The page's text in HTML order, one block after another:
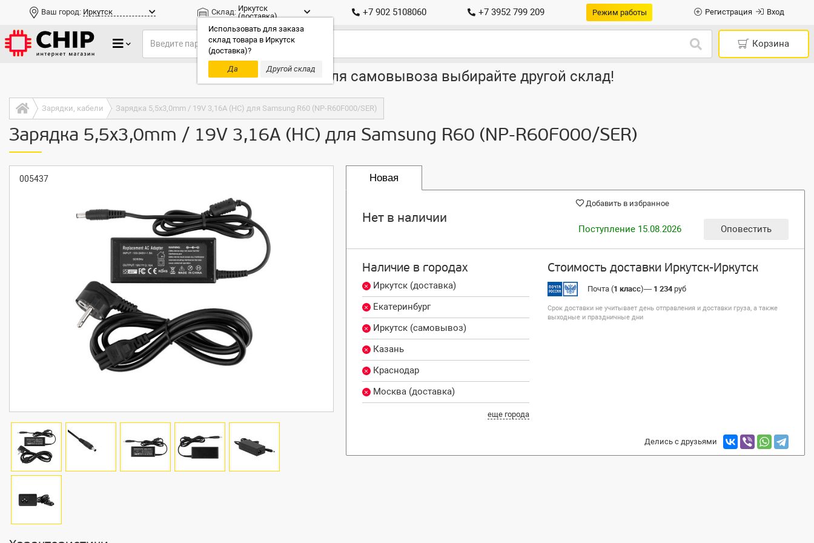
Ваш город: Иркутск Склад: Иркутск
(доставка)
Использовать для заказа
склад товара в Иркутск
(доставка)?
Да
Другой склад
+7 902 5108060 +7 3952 799 209 Режим работы Регистрация Вход
Корзина
Только доставка, для самовывоза выбирайте другой склад!
Зарядки, кабели Зарядка 5,5x3,0mm / 19V 3,16A (HC) для Samsung R60 (NP-R60F000/SER)
Зарядка 5,5x3,0mm / 19V 3,16A (HC) для Samsung R60 (NP-R60F000/SER)
005437 Новая
Нет в наличии
Добавить в избранное
Поступление 15.08.2026 Оповестить
Наличие в городах
Иркутск (доставка)
Екатеринбург
Иркутск (самовывоз)
Казань
Краснодар
Москва (доставка)
еще города
Стоимость доставки Иркутск-Иркутск
Почта (1 класс)— 1 234руб
Срок доставки не учитывает день отправления и доставки груза, а также
выходные и праздничные дни
Делись с друзьями